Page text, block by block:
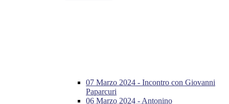
07 Marzo 2024 - Incontro con Giovanni
Paparcuri
06 Marzo 2024 - Antonino